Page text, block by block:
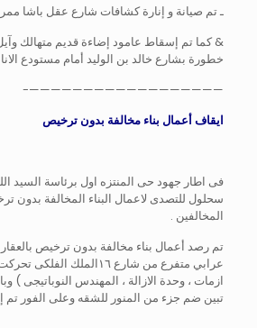
ـ تم صيانة و إنارة كشافات شارع عقل باشا
& كما تم إسقاط عامود إضاءة قديم متهالك
خطورة بشارع خالد بن الوليد أمام مستودع
——————————————————-
ايقاف أعمال بناء مخالفة بدون ترخيص
فى اطار جهود حى المنتزه اول برئاسة السيد
سحلول للتصدى لاعمال البناء المخالفة بدون
المخالفين .
عرابي متفرع من شارع ١٦الملك
ازمات ، وحدة الازالة ، المهندس النوباتيجى )
تبين ضم جزء من المنور للشقه وعلى الفور تم